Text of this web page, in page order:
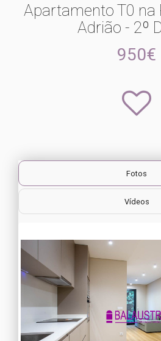
Apartamento T0 na
Adrião - 2º
950€
Fotos
Vídeos